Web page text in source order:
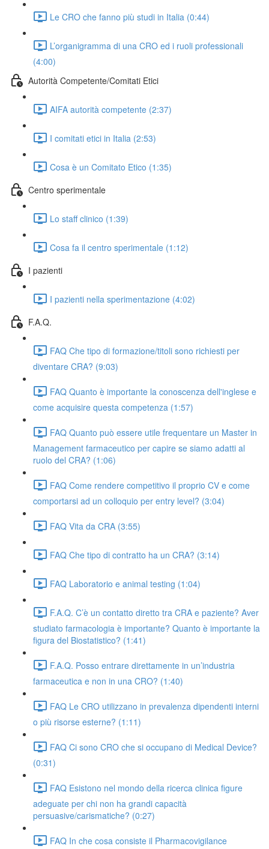
Le CRO che fanno più studi in Italia (0:44)
L’organigramma di una CRO ed i ruoli professionali
(4:00)
Autorità Competente/Comitati Etici
AIFA autorità competente (2:37)
I comitati etici in Italia (2:53)
Cosa è un Comitato Etico (1:35)
Centro sperimentale
Lo staff clinico (1:39)
Cosa fa il centro sperimentale (1:12)
I pazienti
I pazienti nella sperimentazione (4:02)
F.A.Q.
FAQ Che tipo di formazione/titoli sono richiesti per
diventare CRA? (9:03)
FAQ Quanto è importante la conoscenza dell'inglese e
come acquisire questa competenza (1:57)
FAQ Quanto può essere utile frequentare un Master in
Management farmaceutico per capire se siamo adatti al
ruolo del CRA? (1:06)
FAQ Come rendere competitivo il proprio CV e come
comportarsi ad un colloquio per entry level? (3:04)
FAQ Vita da CRA (3:55)
FAQ Che tipo di contratto ha un CRA? (3:14)
FAQ Laboratorio e animal testing (1:04)
F.A.Q. C’è un contatto diretto tra CRA e paziente? Aver
studiato farmacologia è importante? Quanto è importante la
figura del Biostatistico? (1:41)
F.A.Q. Posso entrare direttamente in un’industria
farmaceutica e non in una CRO? (1:40)
FAQ Le CRO utilizzano in prevalenza dipendenti interni
o più risorse esterne? (1:11)
FAQ Ci sono CRO che si occupano di Medical Device?
(0:31)
FAQ Esistono nel mondo della ricerca clinica figure
adeguate per chi non ha grandi capacità
persuasive/carismatiche? (0:27)
FAQ In che cosa consiste il Pharmacovigilance